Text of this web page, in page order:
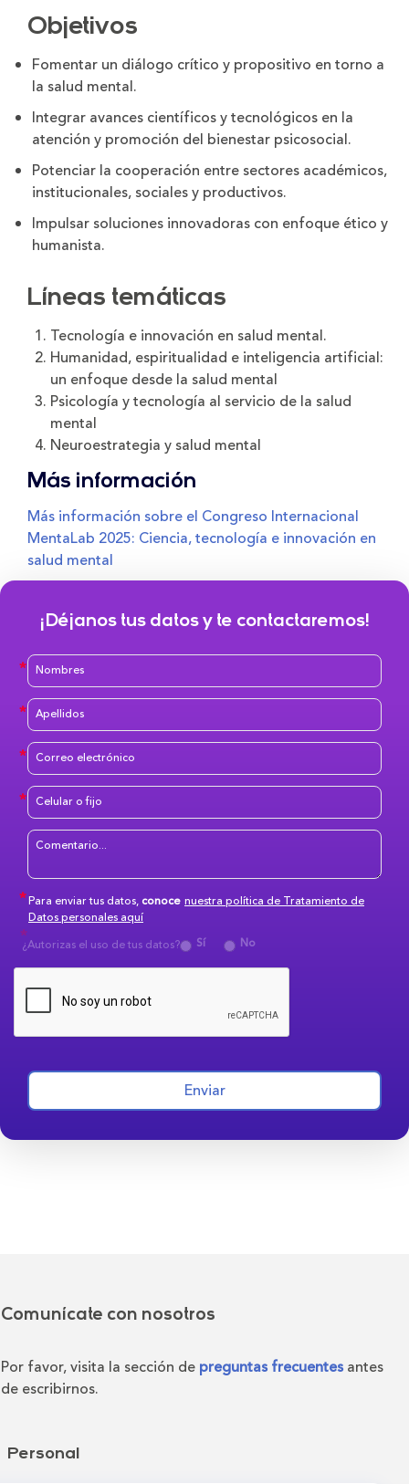
Objetivos
Fomentar un diálogo crítico y propositivo en torno a
la salud mental.
Integrar avances científicos y tecnológicos en la
atención y promoción del bienestar psicosocial.
Potenciar la cooperación entre sectores académicos,
institucionales, sociales y productivos.
Impulsar soluciones innovadoras con enfoque ético y
humanista.
Líneas temáticas
Tecnología e innovación en salud mental.
Humanidad, espiritualidad e inteligencia artificial:
un enfoque desde la salud mental
Psicología y tecnología al servicio de la salud
mental
Neuroestrategia y salud mental
Más información
Más información sobre el Congreso Internacional
MentaLab 2025: Ciencia, tecnología e innovación en
salud mental
¡Déjanos tus datos y te contactaremos!
Para enviar tus datos,conoce nuestra política de Tratamiento de
Datos personales aquí
¿Autorizas el uso de tus datos?
Sí No
Enviar
Comunícate con nosotros
Por favor, visita la sección de preguntas frecuentes antes
de escribirnos.
Personal